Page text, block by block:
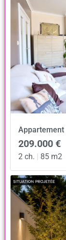
Appartement
209.000 €
2 ch. | 85 m2